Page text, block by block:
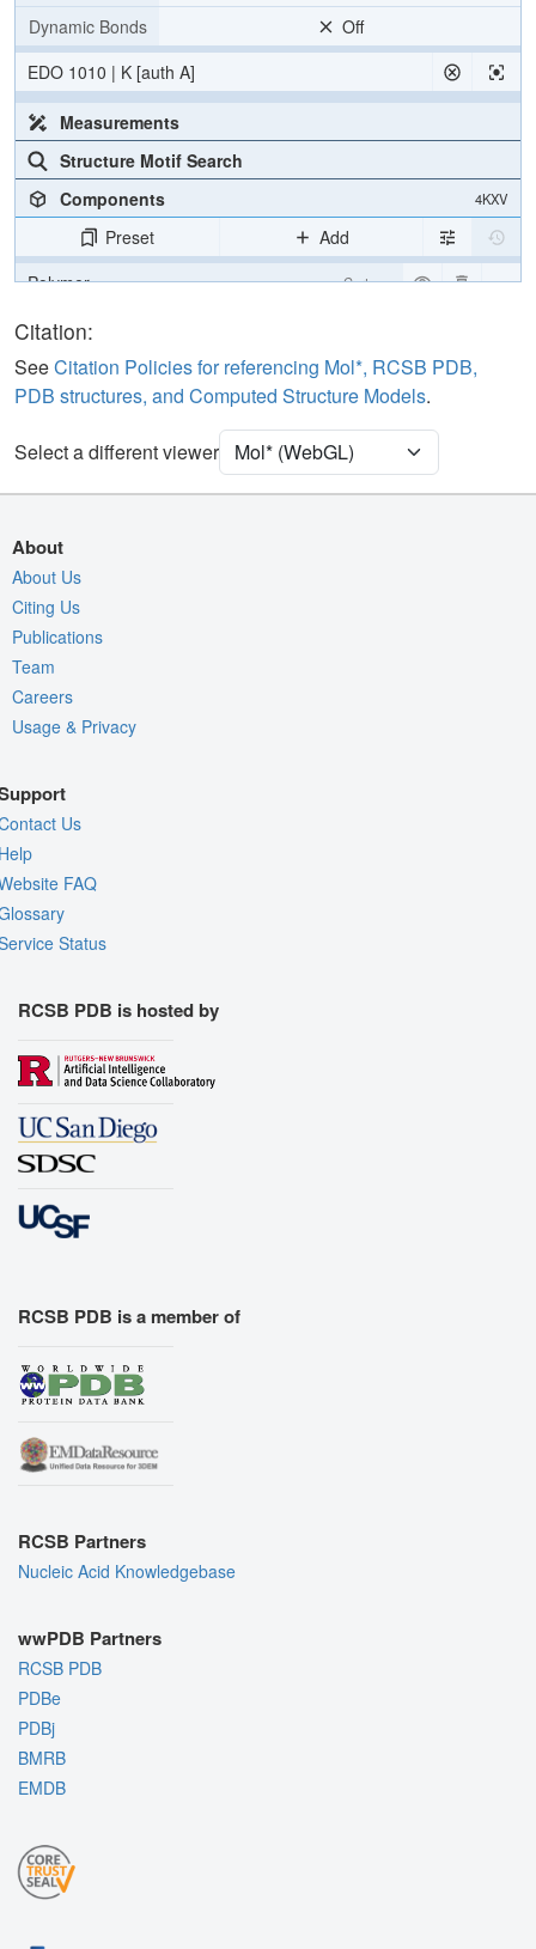
Dynamic Bonds
Off
EDO 1010 | K [auth A]
Measurements
Structure Motif Search
Components
4KXV
Preset
Add
Polymer
Cartoon
Ligand
Water Ball & Stick
Ion Ball & Stick
[Focus] Target
[Focus] Surroundings (5 Å) 2 reprs
Density
2Fo-Fc σ
Fo-Fc(-ve) σ
Entry
Quality Assessment
Assembly Symmetry
Export Animation
Citation:
SeeCitation Policies for referencing Mol*, RCSB PDB,
PDB structures, and Computed Structure Models.
Select a different viewer
About
About Us
Citing Us
Publications
Team
Careers
Usage & Privacy
Us
FAQ
Status
RCSB PDB is hosted by
RCSB PDB is a member of
RCSB Partners
Nucleic Acid Knowledgebase
wwPDB Partners
RCSB PDB
PDBe
PDBj
BMRB
EMDB